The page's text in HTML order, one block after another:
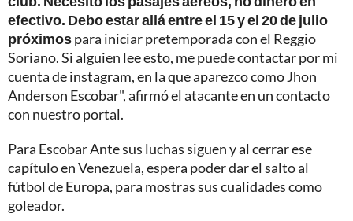
efectivo. Debo estar allá entre el 15 y el 20 de julio
próximospara iniciar pretemporada con el Reggio
Soriano. Si alguien lee esto, me puede contactar por mi
cuenta de instagram, en la que aparezco como Jhon
Anderson Escobar", afirmó el atacante en un contacto
con nuestro portal.
Para Escobar Ante sus luchas siguen y al cerrar ese
capítulo en Venezuela, espera poder dar el salto al
fútbol de Europa, para mostras sus cualidades como
goleador.